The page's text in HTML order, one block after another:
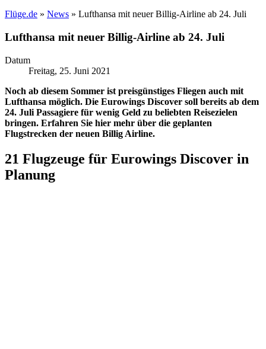
Flüge.de » News » Lufthansa mit neuer Billig-Airline ab 24. Juli
Lufthansa mit neuer Billig-Airline ab 24. Juli
Datum
Freitag, 25. Juni 2021
Noch ab diesem Sommer ist preisgünstiges Fliegen auch mit
Lufthansa möglich. Die Eurowings Discover soll bereits ab dem
24. Juli Passagiere für wenig Geld zu beliebten Reisezielen
bringen. Erfahren Sie hier mehr über die geplanten
Flugstrecken der neuen Billig Airline.
21 Flugzeuge für Eurowings Discover in
Planung